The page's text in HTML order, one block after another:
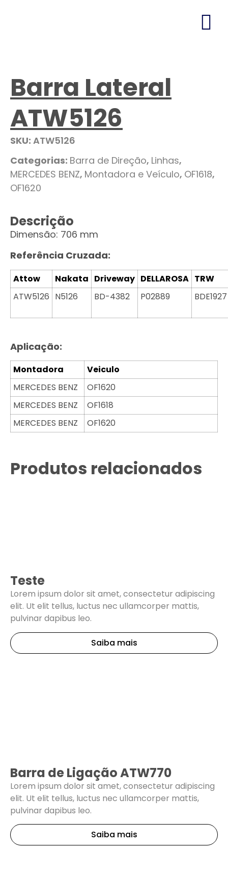
Barra Lateral
ATW5126
SKU: ATW5126
Categorias: Barra de Direção, Linhas,
MERCEDES BENZ, Montadora e Veículo, OF1618,
OF1620
Descrição
Dimensão: 706 mm
Referência Cruzada:
Attow Nakata Driveway DELLAROSA TRW
ATW5126 N5126 BD-4382 P02889 BDE1927
Aplicação:
Montadora
Veiculo
MERCEDES BENZ
OF1620
MERCEDES BENZ
OF1618
MERCEDES BENZ
OF1620
Produtos relacionados
Teste
Lorem ipsum dolor sit amet, consectetur adipiscing
elit. Ut elit tellus, luctus nec ullamcorper mattis,
pulvinar dapibus leo.
Saiba mais
Barra de Ligação ATW770
Lorem ipsum dolor sit amet, consectetur adipiscing
elit. Ut elit tellus, luctus nec ullamcorper mattis,
pulvinar dapibus leo.
Saiba mais